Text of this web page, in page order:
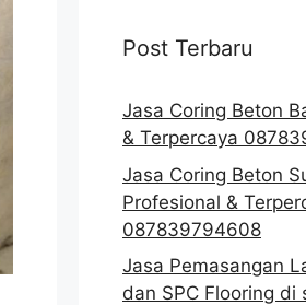
Post Terbaru
Jasa Coring Beton
& Terpercaya
Jasa Coring Beton
Profesional &
087839794608
Jasa Pemasangan
dan SPC Flooring di